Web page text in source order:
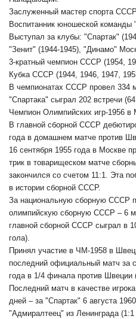
Заслуженный мастер спорта
Воспитанник юношеской команды
Выступал за клубы: "Спартак"
"Зенит" (1944-1945), "Динамо"
3-кратный чемпион СССР (1954,
Кубка СССР (1944, 1946, 1947,
В чемпионатах СССР провел 334
"Спартака" сыграл 202 встречи
Чемпион Олимпийских игр-1956 в
В главной сборной СССР
года в домашнем матче против
16 сентября 1955 года в Москве
трик в товарищеском матче
закончился со счетом 11:1. Эта
в истории сборной СССР.
За национальную сборную СССР
олимпийскую сборную СССР – 6
главной сборной СССР сыграл в
гола).
Принял участие в ЧМ-1958 в
последний официальный матч
года в 1/4 финала против Швеции
Последний матч в качестве
дней – за "Спартак" 6 августа
"Адмиралтеец" из Ленинграда